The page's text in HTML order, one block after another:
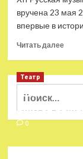
вручена 23 мая
впервые в
Читать далее
Найти:
Театр
Ушёл из
Виктор
0